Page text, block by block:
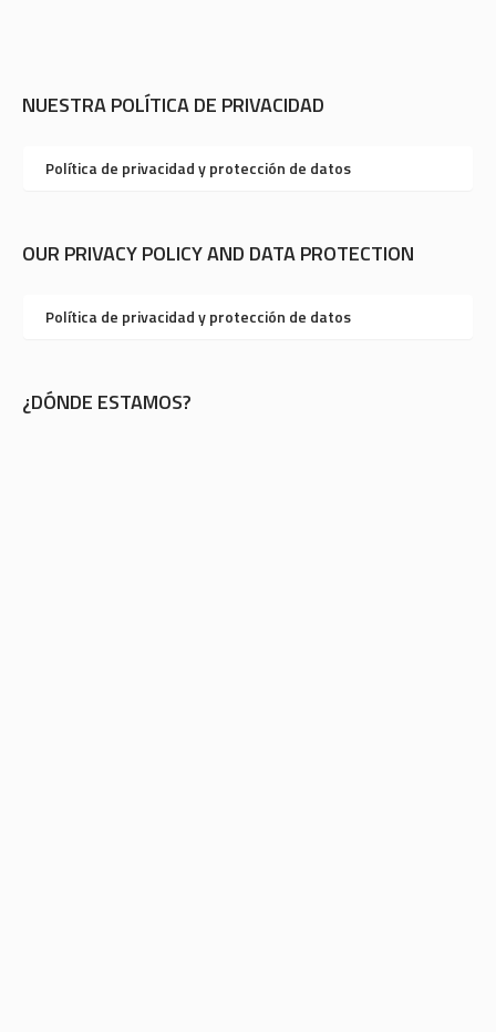
NUESTRA POLÍTICA DE PRIVACIDAD
Política de privacidad y protección de datos
OUR PRIVACY POLICY AND DATA PROTECTION
Política de privacidad y protección de datos
¿DÓNDE ESTAMOS?